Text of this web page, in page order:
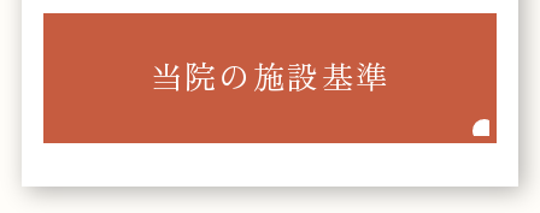
当院の施設基準